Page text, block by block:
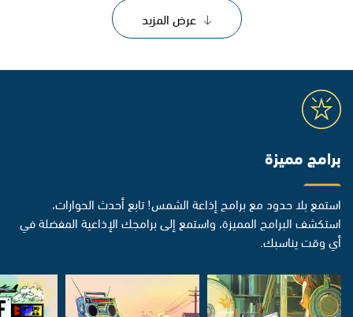
عرض المزيد
برامج مميزة
استمع بلا حدود مع برامج إذاعة الشمس! تابع أحدث الحوارات،
استكشف البرامج المميزة، واستمع إلى برامجك الإذاعية المفضلة في
أي وقت يناسبك.